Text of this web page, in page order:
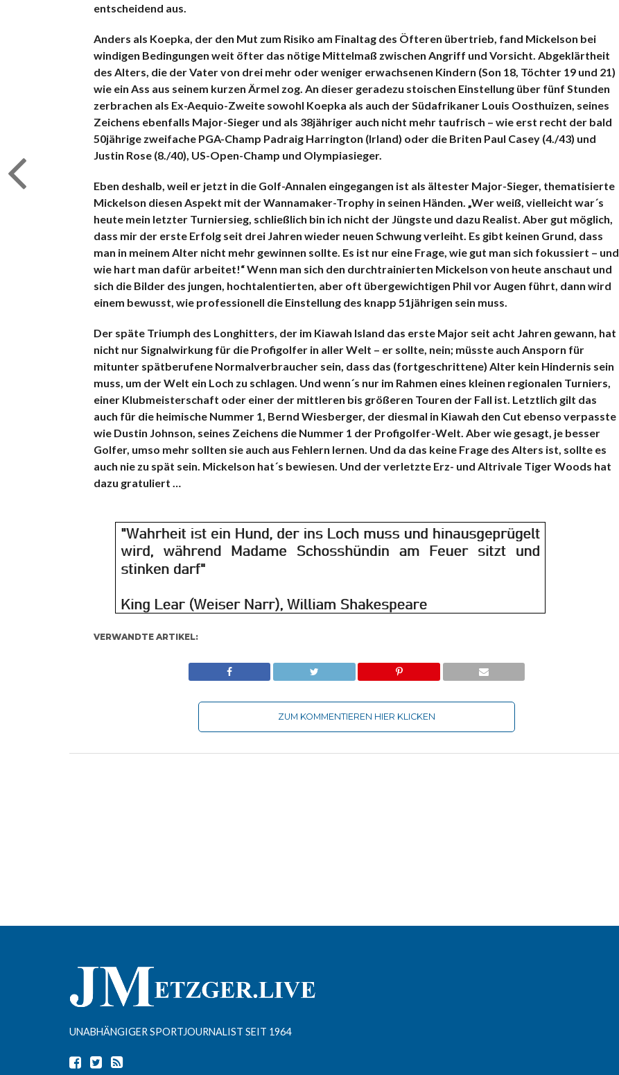
entscheidend aus.
Anders als Koepka, der den Mut zum Risiko am Finaltag des Öfteren übertrieb, fand Mickelson bei
windigen Bedingungen weit öfter das nötige Mittelmaß zwischen Angriff und Vorsicht. Abgeklärtheit
des Alters, die der Vater von drei mehr oder weniger erwachsenen Kindern (Son 18, Töchter 19 und 21)
wie ein Ass aus seinem kurzen Ärmel zog. An dieser geradezu stoischen Einstellung über fünf Stunden
zerbrachen als Ex-Aequio-Zweite sowohl Koepka als auch der Südafrikaner Louis Oosthuizen, seines
Zeichens ebenfalls Major-Sieger und als 38jähriger auch nicht mehr taufrisch – wie erst recht der bald
50jährige zweifache PGA-Champ Padraig Harrington (Irland) oder die Briten Paul Casey (4./43) und
Justin Rose (8./40), US-Open-Champ und Olympiasieger.
Eben deshalb, weil er jetzt in die Golf-Annalen eingegangen ist als ältester Major-Sieger, thematisierte
Mickelson diesen Aspekt mit der Wannamaker-Trophy in seinen Händen. „Wer weiß, vielleicht war´s
heute mein letzter Turniersieg, schließlich bin ich nicht der Jüngste und dazu Realist. Aber gut möglich,
dass mir der erste Erfolg seit drei Jahren wieder neuen Schwung verleiht. Es gibt keinen Grund, dass
man in meinem Alter nicht mehr gewinnen sollte. Es ist nur eine Frage, wie gut man sich fokussiert – und
wie hart man dafür arbeitet!“ Wenn man sich den durchtrainierten Mickelson von heute anschaut und
sich die Bilder des jungen, hochtalentierten, aber oft übergewichtigen Phil vor Augen führt, dann wird
einem bewusst, wie professionell die Einstellung des knapp 51jährigen sein muss.
Der späte Triumph des Longhitters, der im Kiawah Island das erste Major seit acht Jahren gewann, hat
nicht nur Signalwirkung für die Profigolfer in aller Welt – er sollte, nein; müsste auch Ansporn für
mitunter spätberufene Normalverbraucher sein, dass das (fortgeschrittene) Alter kein Hindernis sein
muss, um der Welt ein Loch zu schlagen. Und wenn´s nur im Rahmen eines kleinen regionalen Turniers,
einer Klubmeisterschaft oder einer der mittleren bis größeren Touren der Fall ist. Letztlich gilt das
auch für die heimische Nummer 1, Bernd Wiesberger, der diesmal in Kiawah den Cut ebenso verpasste
wie Dustin Johnson, seines Zeichens die Nummer 1 der Profigolfer-Welt. Aber wie gesagt, je besser
Golfer, umso mehr sollten sie auch aus Fehlern lernen. Und da das keine Frage des Alters ist, sollte es
auch nie zu spät sein. Mickelson hat´s bewiesen. Und der verletzte Erz- und Altrivale Tiger Woods hat
dazu gratuliert …
VERWANDTE ARTIKEL:
ZUM KOMMENTIEREN HIER KLICKEN
UNABHÄNGIGER SPORTJOURNALIST SEIT 1964